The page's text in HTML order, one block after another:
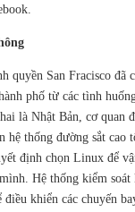
quyền San Fracisco đã
phố từ các tình
là Nhật Bản, cơ quan
hệ thống đường sắt cao
định chọn Linux để
Hệ thống kiểm
khiển các chuyến